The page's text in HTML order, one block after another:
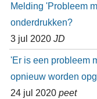
Melding 'Probleem
onderdrukken?
3 jul 2020 JD
'Er is een probleem
opnieuw worden
24 jul 2020 peet